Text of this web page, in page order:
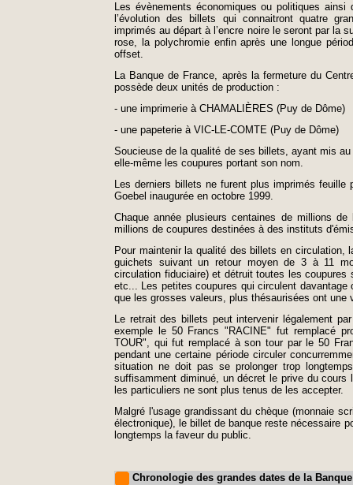
Les évènements économiques ou politiques
l’évolution des billets qui connaitront quatre
imprimés au départ à l’encre noire le seront par la
rose, la polychromie enfin après une longue
offset.
La Banque de France, après la fermeture du
possède deux unités de production :
- une imprimerie à CHAMALIÈRES (Puy de Dôme)
- une papeterie à VIC-LE-COMTE (Puy de Dôme)
Soucieuse de la qualité de ses billets, ayant mis
elle-même les coupures portant son nom.
Les derniers billets ne furent plus imprimés
Goebel inaugurée en octobre 1999.
Chaque année plusieurs centaines de millions
millions de coupures destinées à des instituts
Pour maintenir la qualité des billets en
guichets suivant un retour moyen de 3 à 11
circulation fiduciaire) et détruit toutes les
etc... Les petites coupures qui circulent
que les grosses valeurs, plus thésaurisées ont une
Le retrait des billets peut intervenir légalement
exemple le 50 Francs "RACINE" fut remplacé
TOUR", qui fut remplacé à son tour par le 50
pendant une certaine période circuler
situation ne doit pas se prolonger trop
suffisamment diminué, un décret le prive du
les particuliers ne sont plus tenus de les accepter.
Malgré l'usage grandissant du chèque (monnaie
électronique), le billet de banque reste nécessaire
longtemps la faveur du public.
Chronologie des grandes dates de la